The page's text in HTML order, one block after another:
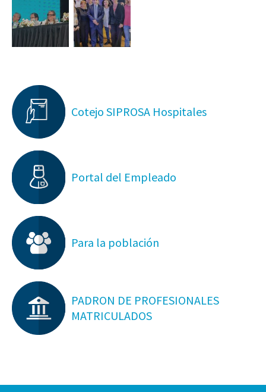
Cotejo SIPROSA Hospitales
Portal del Empleado
Para la población
PADRON DE PROFESIONALES
MATRICULADOS